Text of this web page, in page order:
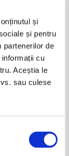
și
și pentru
partenerilor de
cu
Aceștia le
sau culese
Boyd - Cirle of
gold
Lei
coș